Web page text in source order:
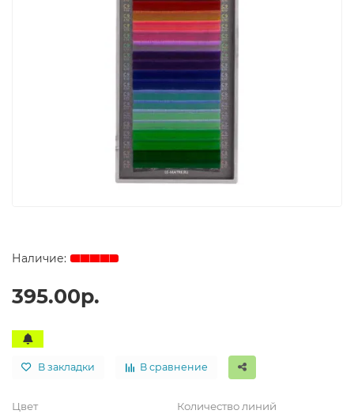
395.00р.
В закладки В сравнение
Цвет Количество линий